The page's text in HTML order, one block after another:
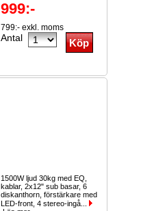
999:-
799:- exkl. moms
Antal
1500W ljud 30kg med EQ,
kablar, 2x12" sub basar, 6
diskanthorn, förstärkare med
LED-front, 4 stereo-ingå...